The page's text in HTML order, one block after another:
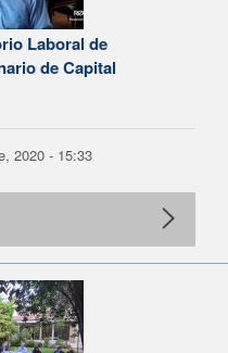
Laboral de
de Capital
2020 - 15:33